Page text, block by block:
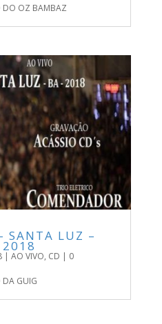
DO OZ BAMBAZ
SANTA LUZ –
2018
| AO VIVO, CD | 0
DA GUIG